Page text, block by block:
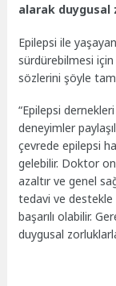
alarak duygusal
Epilepsi ile
sürdürebilmesi
sözlerini şöyle
“Epilepsi
deneyimler
çevrede epilepsi
gelebilir. Doktor
azaltır ve genel
tedavi ve
başarılı olabilir.
duygusal